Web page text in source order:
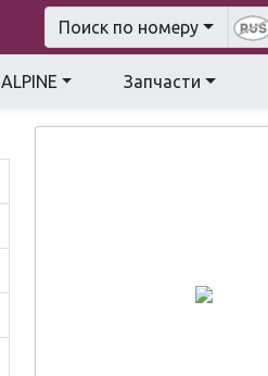
Поиск по номеру
ALPINE Запчасти